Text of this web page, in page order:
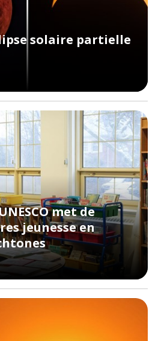
solaire partielle
met de
jeunesse en